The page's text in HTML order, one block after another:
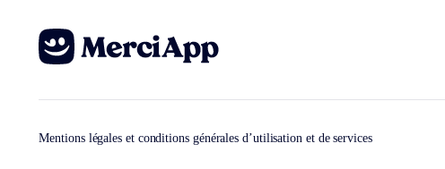
Mentions légales et conditions générales d’utilisation et de services